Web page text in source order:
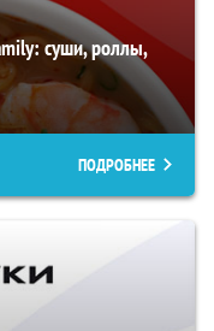
суши, роллы,
ПОДРОБНЕЕ